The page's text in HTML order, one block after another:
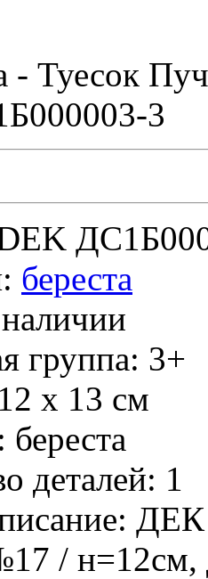
- Туесок
3
береста
группа: 3+
х 13 см
деталей: 1
/